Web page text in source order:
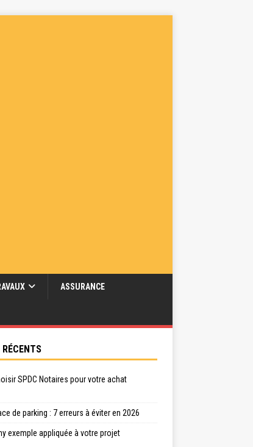
ASSURANCE
SPDC Notaires pour votre achat
de parking : 7 erreurs à éviter en 2026
exemple appliquée à votre projet